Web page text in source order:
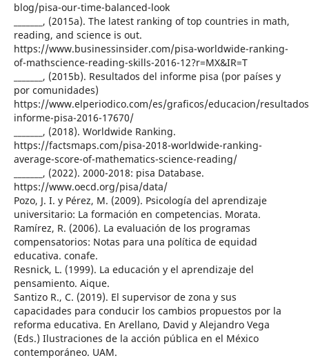
blog/pisa-our-time-balanced-look
_______, (2015a). The latest ranking of top countries in math,
reading, and science is out.
https://www.businessinsider.com/pisa-worldwide-ranking-
of-mathscience-reading-skills-2016-12?r=MX&IR=T
_______, (2015b). Resultados del informe pisa (por países y
por comunidades)
https://www.elperiodico.com/es/graficos/educacion/
informe-pisa-2016-17670/
_______, (2018). Worldwide Ranking.
https://factsmaps.com/pisa-2018-worldwide-ranking-
average-score-of-mathematics-science-reading/
_______, (2022). 2000-2018: pisa Database.
https://www.oecd.org/pisa/data/
Pozo, J. I. y Pérez, M. (2009). Psicología del aprendizaje
universitario: La formación en competencias. Morata.
Ramírez, R. (2006). La evaluación de los programas
compensatorios: Notas para una política de equidad
educativa. conafe.
Resnick, L. (1999). La educación y el aprendizaje del
pensamiento. Aique.
Santizo R., C. (2019). El supervisor de zona y sus
capacidades para conducir los cambios propuestos por la
reforma educativa. En Arellano, David y Alejandro Vega
(Eds.) Ilustraciones de la acción pública en el México
contemporáneo. UAM.